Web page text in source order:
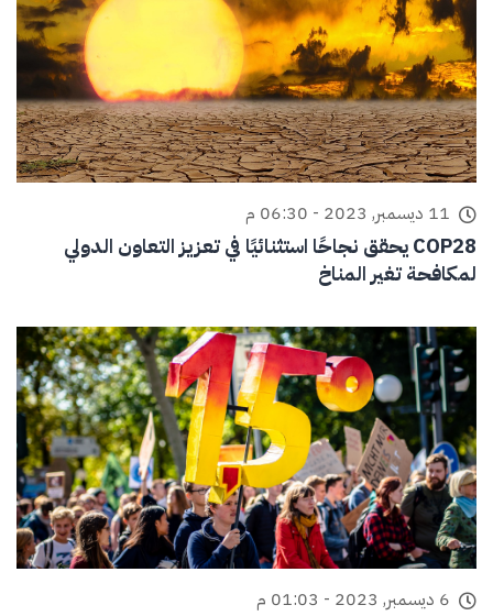
11 ديسمبر, 2023 - 06:30 م
COP28 يحقق نجاحًا استثنائيًا في تعزيز التعاون الدولي
لمكافحة تغير المناخ
6 ديسمبر, 2023 - 01:03 م